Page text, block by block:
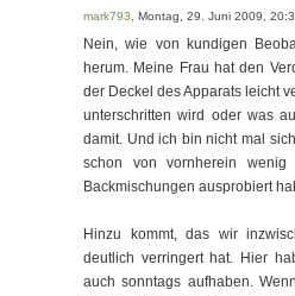
mark793 , Montag, 29. Juni 2009,
Nein, wie von kundigen
herum. Meine Frau hat den
der Deckel des Apparats leicht
unterschritten wird oder was
damit. Und ich bin nicht mal
schon von vornherein
Backmischungen ausprobiert
Hinzu kommt, das wir
deutlich verringert hat. Hier
auch sonntags aufhaben.